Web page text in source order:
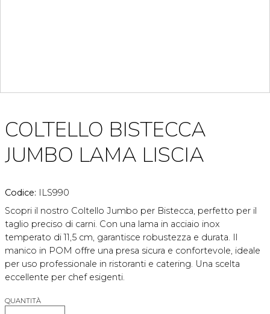
COLTELLO BISTECCA
JUMBO LAMA LISCIA
Codice: ILS990
Scopri il nostro Coltello Jumbo per Bistecca, perfetto per il
taglio preciso di carni. Con una lama in acciaio inox
temperato di 11,5 cm, garantisce robustezza e durata. Il
manico in POM offre una presa sicura e confortevole, ideale
per uso professionale in ristoranti e catering. Una scelta
eccellente per chef esigenti.
QUANTITÀ